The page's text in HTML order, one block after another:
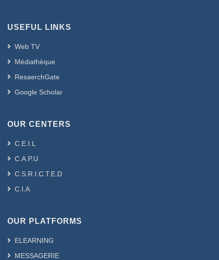
USEFUL LINKS
Web TV
Médiathèque
ResaerchGate
Google Scholar
OUR CENTERS
C.E.I.L
C.A.P.U
C.S.R.I.C.T.E.D
C.I.A
OUR PLATFORMS
ELEARNING
MESSAGERIE